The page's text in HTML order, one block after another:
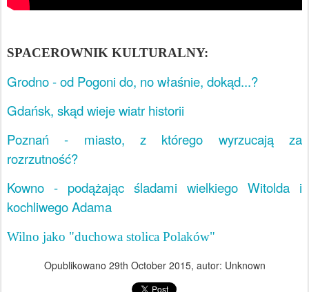
SPACEROWNIK KULTURALNY:
Grodno - od Pogoni do, no właśnie, dokąd...?
Gdańsk, skąd wieje wiatr historii
Poznań - miasto, z którego wyrzucają za
rozrzutność?
Kowno - podążając śladami wielkiego Witolda i
kochliwego Adama
Wilno jako "duchowa stolica Polaków"
Opublikowano 29th October 2015, autor: Unknown